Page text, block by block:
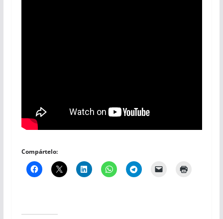
Compártelo: